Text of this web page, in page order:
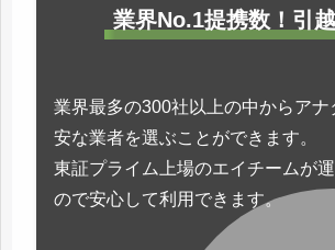
業界No.1提携数！引
業界最多の300社以上の中からアナ
安な業者を選ぶことができます。
東証プライム上場のエイチームが
ので安心して利用できます。